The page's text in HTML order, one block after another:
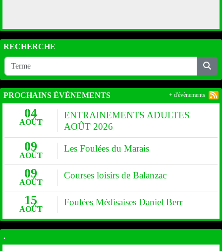
RECHERCHE
PROCHAINS ÉVÉNEMENTS
04
AOÛT
ENTRAINEMENTS ADULTES
AOÛT 2026
09
AOÛT
Les Foulées du Marais
09
AOÛT
Courses loisirs de Balanzac
15
AOÛT
Foulées Médisaises Daniel Berr
+ d'évènements
.